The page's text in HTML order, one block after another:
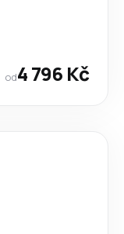
od4 796 Kč